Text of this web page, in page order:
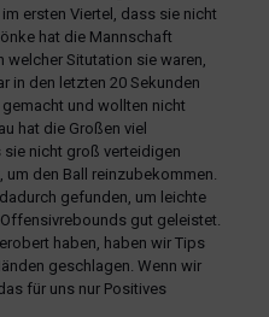
ersten Viertel, dass sie nicht
hat die Mannschaft
welcher Situtation sie waren,
in den letzten 20 Sekunden
und wollten nicht
hat die Großen viel
nicht groß verteidigen
den Ball reinzubekommen.
gefunden, um leichte
gut geleistet.
haben, haben wir Tips
geschlagen. Wenn wir
für uns nur Positives